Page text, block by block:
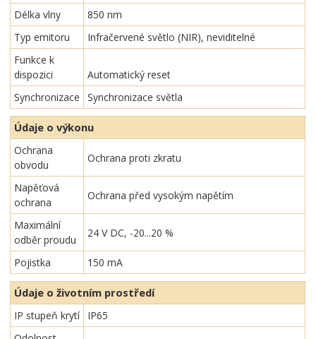
Délka vlny
850 nm
Typ emitoru
Infračervené světlo (NIR), neviditelné
Funkce k
dispozici
Automatický reset
Synchronizace
Synchronizace světla
Údaje o výkonu
Ochrana
obvodu
Ochrana proti zkratu
Napěťová
ochrana
Ochrana před vysokým napětím
Maximální
odběr proudu
24 V DC, -20...20 %
Pojistka 150 mA
Údaje o životním prostředí
IP stupeň krytí
IP65